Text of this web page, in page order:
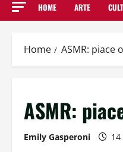
HOME ARTE
Home ASMR: piace
ASMR:
Emily Gasperoni